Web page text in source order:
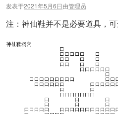
发表于2021年5月6日由管理员
注：神仙鞋并不是必要道具，